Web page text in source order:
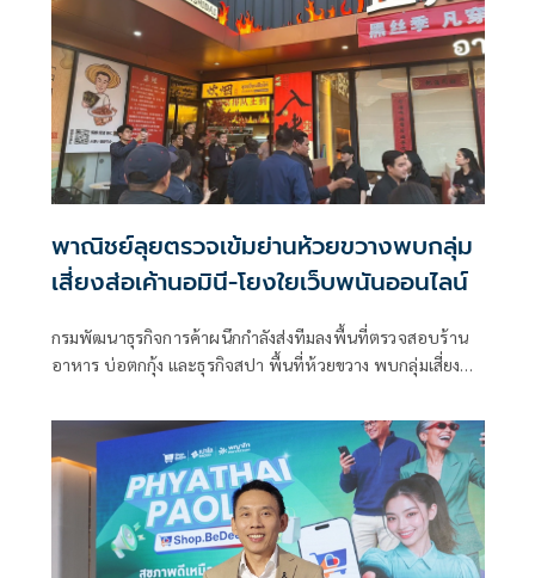
พรีเมียร์ลีกอังกฤษ ผ่านโปสต์การ์ดออนไลน์บนแอปพลิเคชัน
Prompt Post ด้วยฟังก์ชัน e-Vote หรือระบบโหวตออนไลน์
เพื่ออำนวยความสะดวก และสร้างประสบการณ์ใหม่ให้แฟน
บอลสามารถร่วมกิจกรรมผ่านช่องทางดิจิทัลได้ทุกที่ทุกเวลา
พาณิชย์ลุยตรวจเข้มย่านห้วยขวางพบกลุ่ม
เสี่ยงส่อเค้านอมินี-โยงใยเว็บพนันออนไลน์
กรมพัฒนาธุรกิจการค้าผนึกกำลังส่งทีมลงพื้นที่ตรวจสอบร้าน
อาหาร บ่อตกกุ้ง และธุรกิจสปา พื้นที่ห้วยขวาง พบกลุ่มเสี่ยงส่อ
บุคคลชาวต่างชาติ เตรียมขยายผลตรวจสอบเส้นทางการเงิน
และระบบชําระเงินเชิงลึกหากพบผิด ดำเนินการตามกฎหมาย
ทันที